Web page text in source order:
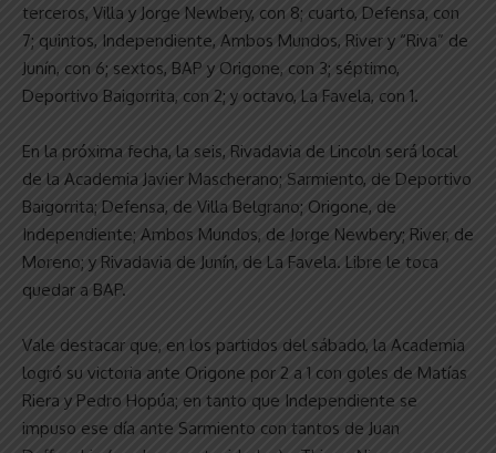
terceros, Villa y Jorge Newbery, con 8; cuarto, Defensa, con
7; quintos, Independiente, Ambos Mundos, River y “Riva” de
Junín, con 6; sextos, BAP y Origone, con 3; séptimo,
Deportivo Baigorrita, con 2; y octavo, La Favela, con 1.
En la próxima fecha, la seis, Rivadavia de Lincoln será local
de la Academia Javier Mascherano; Sarmiento, de Deportivo
Baigorrita; Defensa, de Villa Belgrano; Origone, de
Independiente; Ambos Mundos, de Jorge Newbery; River, de
Moreno; y Rivadavia de Junín, de La Favela. Libre le toca
quedar a BAP.
Vale destacar que, en los partidos del sábado, la Academia
logró su victoria ante Origone por 2 a 1 con goles de Matías
Riera y Pedro Hopúa; en tanto que Independiente se
impuso ese día ante Sarmiento con tantos de Juan